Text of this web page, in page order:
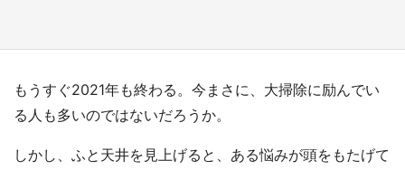
もうすぐ2021年も終わる。今まさに、大掃除に励んでい
る人も多いのではないだろうか。
しかし、ふと天井を見上げると、ある悩みが頭をもたげて